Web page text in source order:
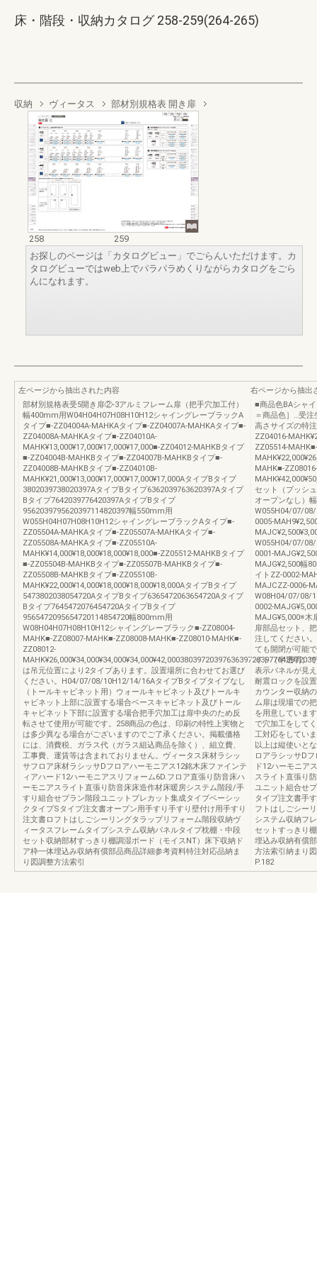
床・階段・収納カタログ 258-259(264-265)
収納 ヴィータス 部材別規格表 開き扉
258
259
お探しのページは「カタログビュー」でごらんいただけます。カ
タログビューではweb上でパラパラめくりながらカタログをごら
んになれます。
左ページから抽出された内容
部材別規格表受5開き扉②-3アルミフレーム扉（把手穴加工付）
幅400mm用W04H04H07H08H10H12シャイングレーブラックA
タイプ■-ZZ04004A-MAHKAタイプ■-ZZ04007A-MAHKAタイプ■-
ZZ04008A-MAHKAタイプ■-ZZ04010A-
MAHK¥13,000¥17,000¥17,000¥17,000■-ZZ04012-MAHKBタイプ
■-ZZ04004B-MAHKBタイプ■-ZZ04007B-MAHKBタイプ■-
ZZ04008B-MAHKBタイプ■-ZZ04010B-
MAHK¥21,000¥13,000¥17,000¥17,000¥17,000AタイプBタイプ
3802039738020397AタイプBタイプ6362039763620397Aタイプ
Bタイプ7642039776420397AタイプBタイプ
9562039795620397114820397幅550mm用
W055H04H07H08H10H12シャイングレーブラックAタイプ■-
ZZ05504A-MAHKAタイプ■-ZZ05507A-MAHKAタイプ■-
ZZ05508A-MAHKAタイプ■-ZZ05510A-
MAHK¥14,000¥18,000¥18,000¥18,000■-ZZ05512-MAHKBタイプ
■-ZZ05504B-MAHKBタイプ■-ZZ05507B-MAHKBタイプ■-
ZZ05508B-MAHKBタイプ■-ZZ05510B-
MAHK¥22,000¥14,000¥18,000¥18,000¥18,000AタイプBタイプ
5473802038054720AタイプBタイプ6365472063654720Aタイプ
Bタイプ7645472076454720AタイプBタイプ
9565472095654720114854720幅800mm用
W08H04H07H08H10H12シャイングレーブラック■-ZZ08004-
MAHK■-ZZ08007-MAHK■-ZZ08008-MAHK■-ZZ08010-MAHK■-
ZZ08012-
は吊元位置により2タイプあります。設置場所に合わせてお選び
ください。H04/07/08/10H12/14/16AタイプBタイプタイプなし
（トールキャビネット用）ウォールキャビネット及びトールキ
ャビネット上部に設置する場合ベースキャビネット及びトール
キャビネット下部に設置する場合把手穴加工は扉中央のため反
転させて使用が可能です。258商品の色は、印刷の特性上実物と
は多少異なる場合がございますのでご了承ください。掲載価格
には、消費税、ガラス代（ガラス組込商品を除く）、組立費、
工事費、運賃等は含まれておりません。ヴィータス床材ラシッ
サフロア床材ラシッサDフロアハーモニアス12銘木床ファインテ
ィアハード12ハーモニアスリフォーム6D.フロア直張り防音床ハ
ーモニアスライト直張り防音床床造作材床暖房システム階段/手
すり組合せプラン階段ユニットプレカット集成タイプベーシッ
クタイプSタイプ注文書オープン用手すり手すり壁付け用手すり
注文書ロフトはしごシーリングタラップリフォーム階段収納ヴ
ィータスフレームタイプシステム収納パネルタイプ枕棚・中段
セット収納部材すっきり棚調湿ボード（モイスNT）床下収納ド
ア枠一体埋込み収納有償部品商品詳細参考資料特注対応品納ま
り図調整方法索引
右ページから抽出
■商品色BAシャ
＝商品色］…受
高さサイズの特
ZZ04016-
ZZ05514-
MAHK■-ZZ08016-
セット（プッシ
オープンなし）
W055H04/07/
0005-
W055H04/07/
0001-
MAJG¥2,500幅
イトZZ-0002-
MAJCZZ-0006-
W08H04/07/08/
0002-
MAJG¥5,000※木
扉部品セット、
注してください
ても開閉が可能
イト（半透明）
表示パネルが見
耐震ロックを設
カウンター収納
ム扉は現場での
を用意していま
で穴加工をして
工対応をしてい
以上は縦使いと
ロアラシッサD
ド12ハーモニア
スライト直張り
ユニット組合せ
タイプ注文書手
フトはしごシー
システム収納フ
セットすっきり
埋込み収納有償
方法索引納まり
P.182